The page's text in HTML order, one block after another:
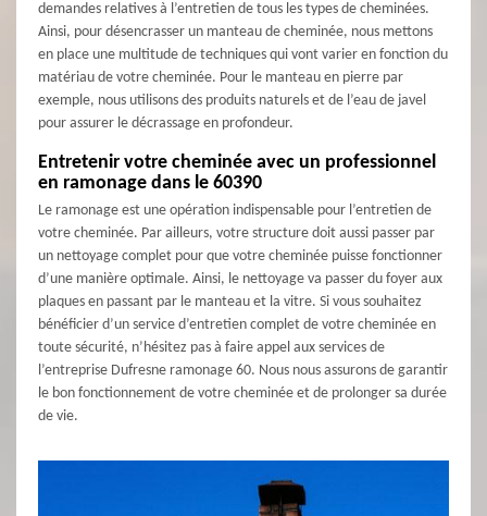
demandes relatives à l’entretien de tous les types de cheminées.
Ainsi, pour désencrasser un manteau de cheminée, nous mettons
en place une multitude de techniques qui vont varier en fonction du
matériau de votre cheminée. Pour le manteau en pierre par
exemple, nous utilisons des produits naturels et de l’eau de javel
pour assurer le décrassage en profondeur.
Entretenir votre cheminée avec un professionnel
en ramonage dans le 60390
Le ramonage est une opération indispensable pour l’entretien de
votre cheminée. Par ailleurs, votre structure doit aussi passer par
un nettoyage complet pour que votre cheminée puisse fonctionner
d’une manière optimale. Ainsi, le nettoyage va passer du foyer aux
plaques en passant par le manteau et la vitre. Si vous souhaitez
bénéficier d’un service d’entretien complet de votre cheminée en
toute sécurité, n’hésitez pas à faire appel aux services de
l’entreprise Dufresne ramonage 60. Nous nous assurons de garantir
le bon fonctionnement de votre cheminée et de prolonger sa durée
de vie.